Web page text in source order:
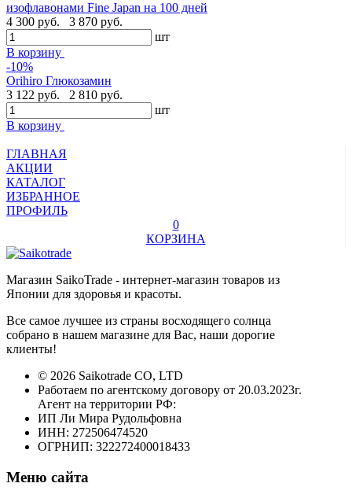
изофлавонами Fine Japan на 100 дней
4 300 руб.
3 870 руб.
шт
В корзину
-10%
Orihiro Глюкозамин
3 122 руб.
2 810 руб.
шт
В корзину
ГЛАВНАЯ
АКЦИИ
КАТАЛОГ
ИЗБРАННОЕ
ПРОФИЛЬ
0
КОРЗИНА
Магазин SaikoTrade - интернет-магазин товаров из
Японии для здоровья и красоты.
Все самое лучшее из страны восходящего солнца
собрано в нашем магазине для Вас, наши дорогие
клиенты!
© 2026 Saikotrade CO, LTD
Работаем по агентскому договору от 20.03.2023г.
Агент на территории РФ:
ИП Ли Мира Рудольфовна
ИНН: 272506474520
ОГРНИП: 322272400018433
Меню сайта